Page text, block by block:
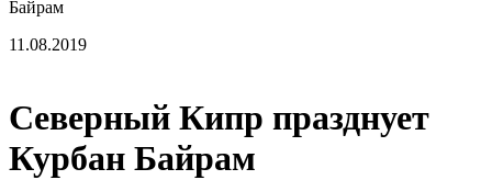
Байрам
11.08.2019
Северный Кипр празднует
Курбан Байрам